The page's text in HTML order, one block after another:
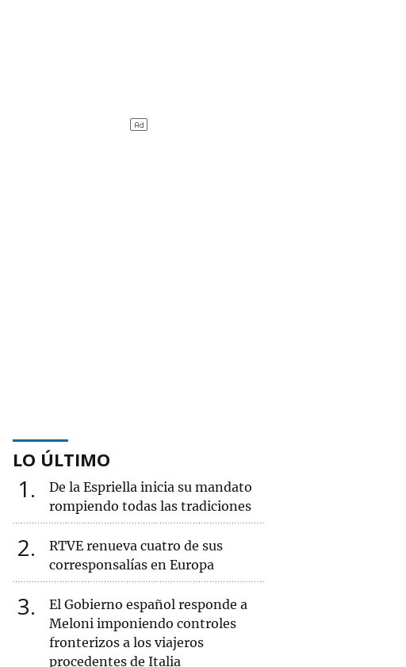
LO ÚLTIMO
1
De la Espriella inicia su mandato
rompiendo todas las tradiciones
2
RTVE renueva cuatro de sus
corresponsalías en Europa
3
El Gobierno español responde a
Meloni imponiendo controles
fronterizos a los viajeros
procedentes de Italia